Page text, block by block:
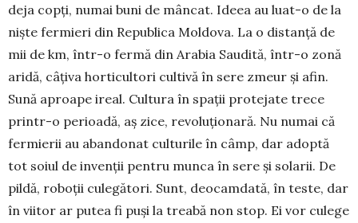
deja copți, numai buni de mâncat. Ideea au luat-o de la
niște fermieri din Republica Moldova. La o distanță de
mii de km, într-o fermă din Arabia Saudită, într-o zonă
aridă, câțiva horti­cultori cultivă în sere zmeur și afin.
Sună aproape ireal. Cultura în spații protejate trece
printr-o perioadă, aș zice, revoluționară. Nu numai că
fermierii au abandonat culturile în câmp, dar adoptă
tot soiul de invenții pentru munca în sere și solarii. De
pildă, roboții cule­gă­tori. Sunt, deocamdată, în teste, dar
în viitor ar putea fi puși la treabă non stop. Ei vor culege